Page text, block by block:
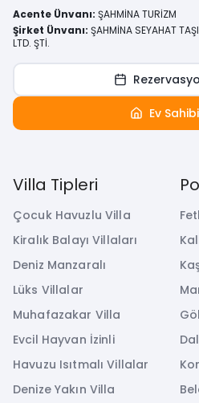
Villa Tipleri
Çocuk Havuzlu Villa
Kiralık Balayı Villaları
Deniz Manzaralı
Lüks Villalar
Muhafazakar Villa
Evcil Hayvan İzinli
Havuzu Isıtmalı Villalar
Denize Yakın Villa
Acente Ünvanı: ŞAHMİNA TURİZM
Şirket Ünvanı: ŞAHMİNA SEYAHAT
LTD. ŞTİ.
Ev